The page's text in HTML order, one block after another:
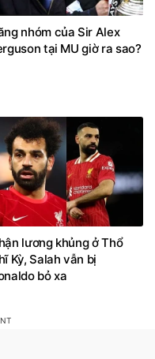
nhóm của Sir Alex
tại MU giờ ra sao?
lương khủng ở Thổ
Kỳ, Salah vẫn bị
bỏ xa